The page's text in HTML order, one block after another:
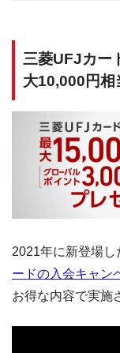
三菱UFJカー
大10,000円相
2021年に新登場し
ードの入会キャン
お得な内容で実施